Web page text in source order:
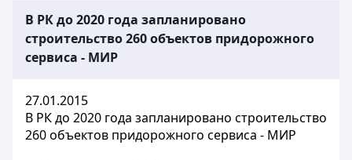
В РК до 2020 года запланировано
строительство 260 объектов придорожного
сервиса - МИР
27.01.2015
В РК до 2020 года запланировано строительство
260 объектов придорожного сервиса - МИР